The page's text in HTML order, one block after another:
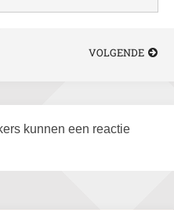
VOLGENDE
kunnen een reactie